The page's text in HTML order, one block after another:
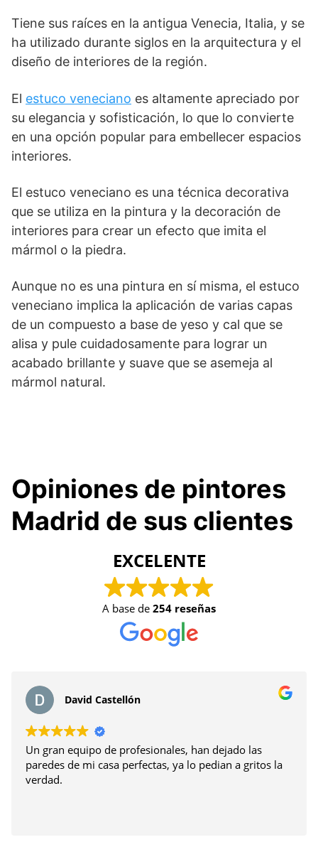
Tiene sus raíces en la antigua Venecia, Italia, y se
ha utilizado durante siglos en la arquitectura y el
diseño de interiores de la región.
El estuco veneciano es altamente apreciado por
su elegancia y sofisticación, lo que lo convierte
en una opción popular para embellecer espacios
interiores.
El estuco veneciano es una técnica decorativa
que se utiliza en la pintura y la decoración de
interiores para crear un efecto que imita el
mármol o la piedra.
Aunque no es una pintura en sí misma, el estuco
veneciano implica la aplicación de varias capas
de un compuesto a base de yeso y cal que se
alisa y pule cuidadosamente para lograr un
acabado brillante y suave que se asemeja al
mármol natural.
Opiniones de pintores
Madrid de sus clientes
EXCELENTE
A base de 254 reseñas
David Castellón
Un gran equipo de profesionales, han dejado las
paredes de mi casa perfectas, ya lo pedian a gritos la
verdad.